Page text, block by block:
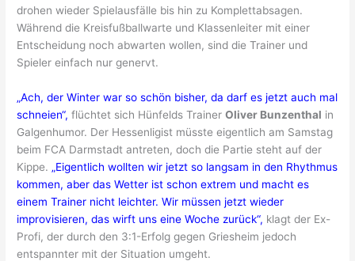
drohen wieder Spielausfälle bis hin zu Komplettabsagen.
Während die Kreisfußballwarte und Klassenleiter mit einer
Entscheidung noch abwarten wollen, sind die Trainer und
Spieler einfach nur genervt.
„Ach, der Winter war so schön bisher, da darf es jetzt auch mal
schneien“, flüchtet sich Hünfelds TrainerOliver Bunzenthal in
Galgenhumor. Der Hessenligist müsste eigentlich am Samstag
beim FCA Darmstadt antreten, doch die Partie steht auf der
Kippe. „Eigentlich wollten wir jetzt so langsam in den Rhythmus
kommen, aber das Wetter ist schon extrem und macht es
einem Trainer nicht leichter. Wir müssen jetzt wieder
improvisieren, das wirft uns eine Woche zurück“, klagt der Ex-
Profi, der durch den 3:1-Erfolg gegen Griesheim jedoch
entspannter mit der Situation umgeht.